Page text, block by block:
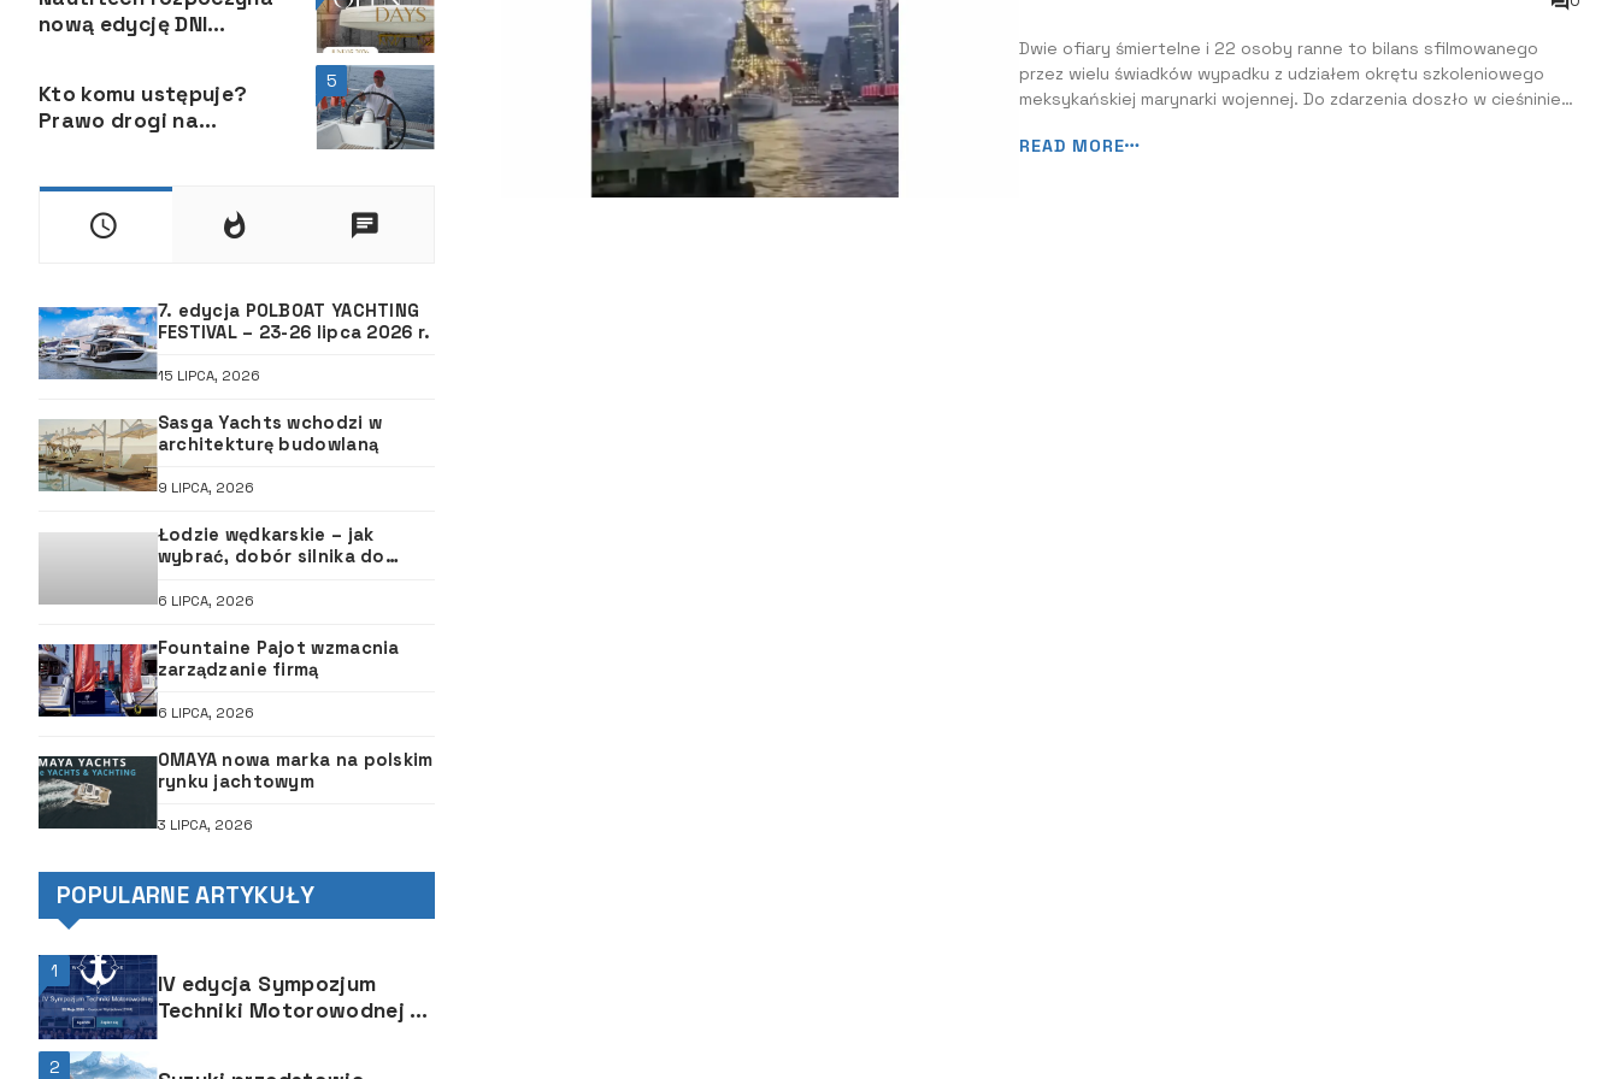
Dwie ofiary śmiertelne i 22 osoby ranne to bilans sfilmowanego
przez wielu świadków wypadku z udziałem okrętu szkoleniowego
meksykańskiej marynarki wojennej. Do zdarzenia doszło w cieśninie
READ MORE
nową edycję DNI
5
Kto komu ustępuje?
Prawo drogi na
7. edycja POLBOAT YACHTING
FESTIVAL – 23-26 lipca 2026 r.
15 LIPCA, 2026
Sasga Yachts wchodzi w
architekturę budowlaną
9 LIPCA, 2026
Łodzie wędkarskie – jak
wybrać, dobór silnika do
6 LIPCA, 2026
Fountaine Pajot wzmacnia
zarządzanie firmą
6 LIPCA, 2026
OMAYA nowa marka na polskim
rynku jachtowym
3 LIPCA, 2026
POPULARNE ARTYKUŁY
1
IV edycja Sympozjum
Techniki Motorowodnej –
PUT POWERTRAIN
2